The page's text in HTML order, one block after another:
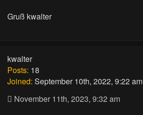
Gruß kwalter
kwalter
Posts: 18
Joined: September 10th, 2022, 9:22 am
November 11th, 2023, 9:32 am